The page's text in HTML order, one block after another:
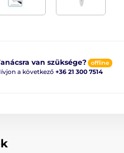
van szüksége? offline
a következő +36 21 300 7514